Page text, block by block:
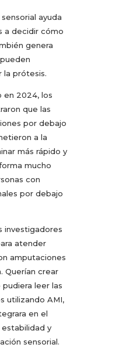
ayuda
a decidir cómo
genera
la prótesis.
en 2024, los
que las
por debajo
a la
más rápido y
mucho
con
por debajo
investigadores
atender
amputaciones
Querían crear
leer las
utilizando AMI,
en el
y
sensorial.